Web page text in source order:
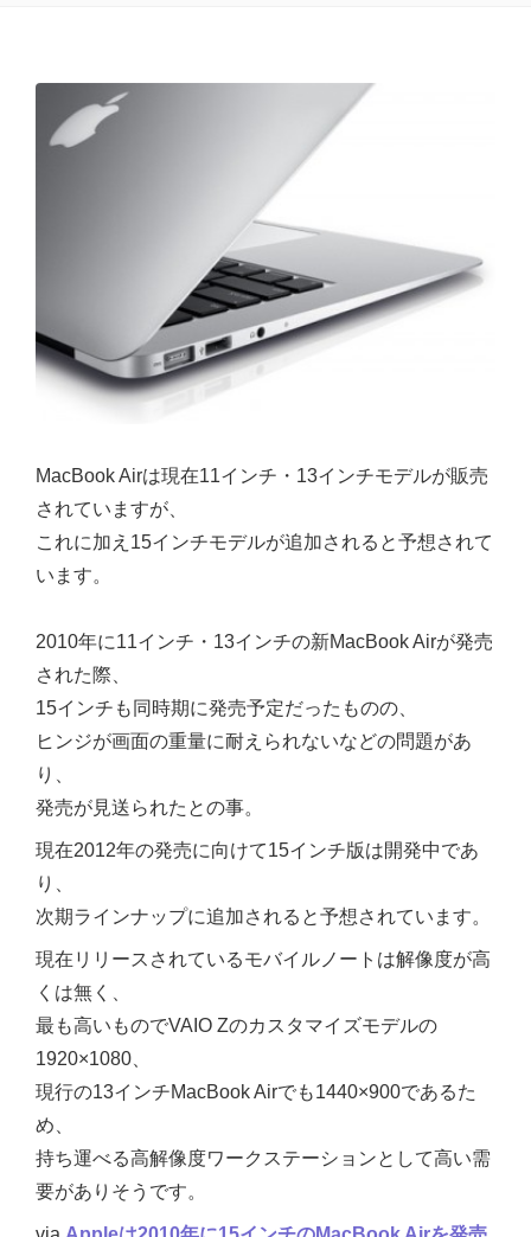
MacBook Airは現在11インチ・13インチモデルが販売
されていますが、
これに加え15インチモデルが追加されると予想されて
います。
2010年に11インチ・13インチの新MacBook Airが発売
された際、
15インチも同時期に発売予定だったものの、
ヒンジが画面の重量に耐えられないなどの問題があ
り、
発売が見送られたとの事。
現在2012年の発売に向けて15インチ版は開発中であ
り、
次期ラインナップに追加されると予想されています。
現在リリースされているモバイルノートは解像度が高
くは無く、
最も高いものでVAIO Zのカスタマイズモデルの
1920×1080、
現行の13インチMacBook Airでも1440×900であるた
め、
持ち運べる高解像度ワークステーションとして高い需
要がありそうです。